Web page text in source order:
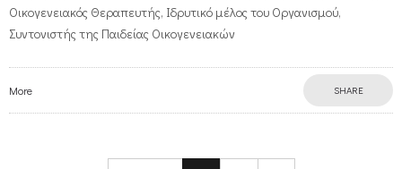
Οικογενειακός Θεραπευτής, Ιδρυτικό μέλος του Οργανισμού,
Συντονιστής της Παιδείας Οικογενειακών
More SHARE